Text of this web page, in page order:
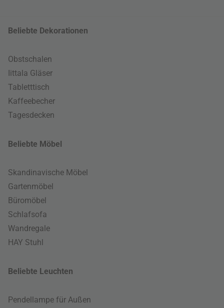
Beliebte Dekorationen
Obstschalen
Iittala Gläser
Tabletttisch
Kaffeebecher
Tagesdecken
Beliebte Möbel
Skandinavische Möbel
Gartenmöbel
Büromöbel
Schlafsofa
Wandregale
HAY Stuhl
Beliebte Leuchten
Pendellampe für Außen